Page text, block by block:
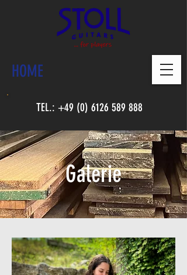
HOME
TEL.: +49 (0) 6126 589 888
Galerie